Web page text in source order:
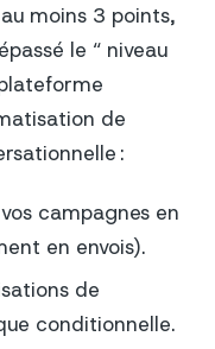
moins 3 points,
le “ niveau
de
:
campagnes en
en envois).
de
conditionnelle.